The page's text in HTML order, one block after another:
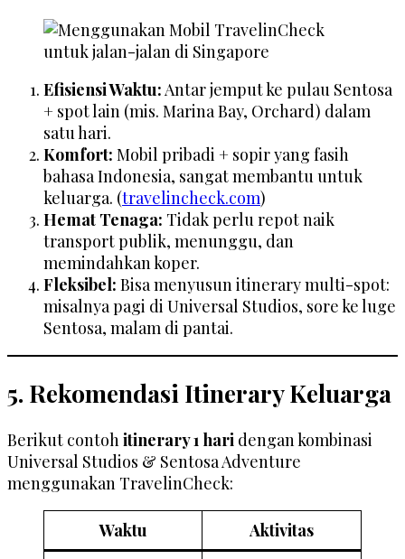
Efisiensi Waktu: Antar jemput ke pulau Sentosa
+ spot lain (mis. Marina Bay, Orchard) dalam
satu hari.
Komfort: Mobil pribadi + sopir yang fasih
bahasa Indonesia, sangat membantu untuk
keluarga. (travelincheck.com)
Hemat Tenaga: Tidak perlu repot naik
transport publik, menunggu, dan
memindahkan koper.
Fleksibel: Bisa menyusun itinerary multi-spot:
misalnya pagi di Universal Studios, sore ke luge
Sentosa, malam di pantai.
5. Rekomendasi Itinerary Keluarga
Berikut contohitinerary 1 hari dengan kombinasi
Universal Studios & Sentosa Adventure
menggunakan TravelinCheck:
Waktu Aktivitas